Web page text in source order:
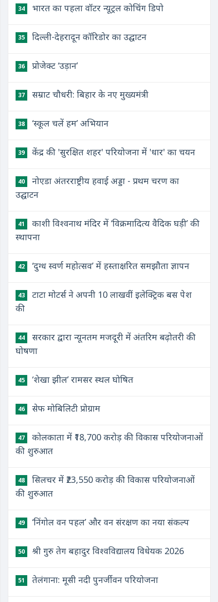
34 भारत का पहला वॉटर न्‍यूट्रल कोचिंग डिपो
35 दिल्ली-देहरादून कॉरिडोर का उद्घाटन
36 प्रोजेक्ट ‘उड़ान’
37 सम्राट चौधरी: बिहार के नए मुख्यमंत्री
38 ‘स्कूल चलें हम’ अभियान
39 केंद्र की 'सुरक्षित शहर' परियोजना में 'धार' का चयन
40
नोएडा अंतरराष्ट्रीय हवाई अड्डा - प्रथम चरण का
उद्घाटन
41
काशी विश्वनाथ मंदिर में ‘विक्रमादित्य वैदिक घड़ी’ की
स्थापना
42 ‘दुग्ध स्वर्ण महोत्सव’ में हस्ताक्षरित समझौता ज्ञापन
43
टाटा मोटर्स ने अपनी 10 लाखवीं इलेक्ट्रिक बस पेश
की
44
सरकार द्वारा न्यूनतम मजदूरी में अंतरिम बढ़ोतरी की
घोषणा
45 ‘शेखा झील’ रामसर स्थल घोषित
46 सेफ मोबिलिटी प्रोग्राम
47
कोलकाता में ₹18,700 करोड़ की विकास परियोजनाओं
की शुरुआत
48
सिलचर में ₹23,550 करोड़ की विकास परियोजनाओं
की शुरुआत
49 ‘निंगोल वन पहल’ और वन संरक्षण का नया संकल्प
50 श्री गुरु तेग बहादुर विश्वविद्यालय विधेयक 2026
51 तेलंगाना: मूसी नदी पुनर्जीवन परियोजना